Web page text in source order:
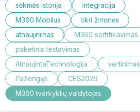
sėkmės istorija
integracija
M360 Mobilus
tikri žmonės
atnaujinimas
M360 sertifikavimas
paketinis testavimas
AtnaujintaTechnologija
vertinimas
Pažengęs
CES2026
M360 tvarkyklių valdytojas